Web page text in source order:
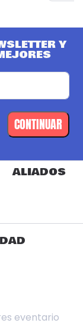
Y
CONTINUAR
ALIADOS
eventario